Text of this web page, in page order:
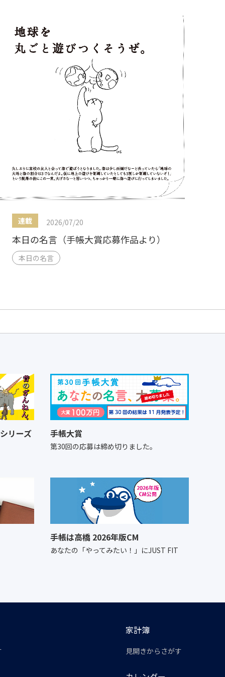
連載 2026/07/20
本日の名言（手帳大賞応募作品より）
本日の名言
リーズ 手帳大賞
第30回の応募は締め切りました。
手帳は高橋 2026年版CM
あなたの「やってみたい！」にJUST FIT
家計簿
見開きからさがす